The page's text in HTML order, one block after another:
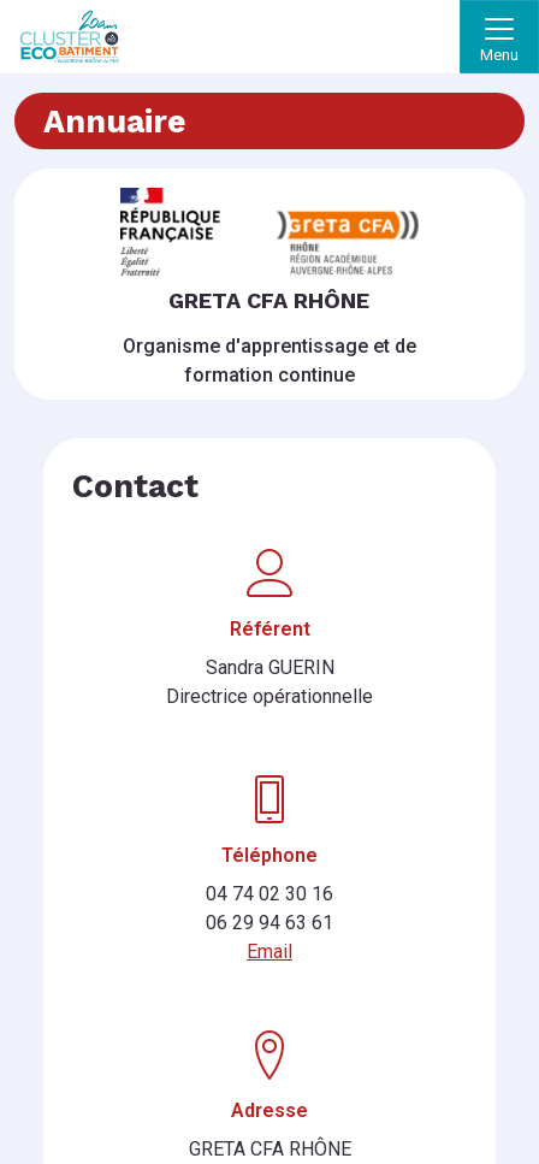
Menu
Annuaire
GRETA CFA RHÔNE
Organisme d'apprentissage et de
formation continue
Contact
Référent
Sandra GUERIN
Directrice opérationnelle
Téléphone
04 74 02 30 16
06 29 94 63 61
Email
Adresse
GRETA CFA RHÔNE